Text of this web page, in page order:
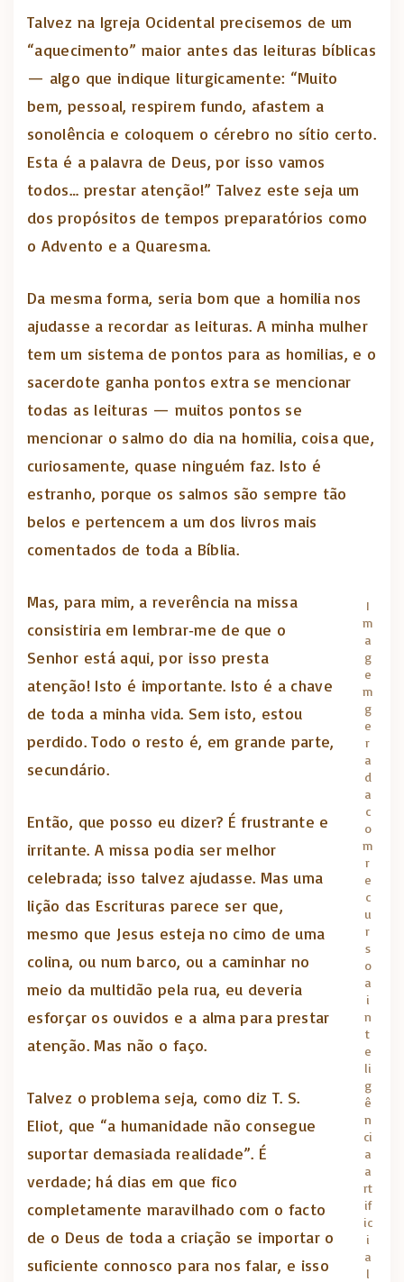
Talvez na Igreja Ocidental precisemos de um
“aquecimento” maior antes das leituras bíblicas
— algo que indique liturgicamente: “Muito
bem, pessoal, respirem fundo, afastem a
sonolência e coloquem o cérebro no sítio certo.
Esta é a palavra de Deus, por isso vamos
todos… prestar atenção!” Talvez este seja um
dos propósitos de tempos preparatórios como
o Advento e a Quaresma.
Da mesma forma, seria bom que a homilia nos
ajudasse a recordar as leituras. A minha mulher
tem um sistema de pontos para as homilias, e o
sacerdote ganha pontos extra se mencionar
todas as leituras — muitos pontos se
mencionar o salmo do dia na homilia, coisa que,
curiosamente, quase ninguém faz. Isto é
estranho, porque os salmos são sempre tão
belos e pertencem a um dos livros mais
comentados de toda a Bíblia.
I
m
a
g
e
m
g
e
r
a
d
a
c
o
m
r
e
c
u
r
s
o
a
i
n
t
e
li
g
ê
n
ci
a
a
rt
if
ic
i
a
l
Mas, para mim, a reverência na missa
consistiria em lembrar‑me de que o
Senhor está aqui, por isso presta
atenção! Isto é importante. Isto é a chave
de toda a minha vida. Sem isto, estou
perdido. Todo o resto é, em grande parte,
secundário.
Então, que posso eu dizer? É frustrante e
irritante. A missa podia ser melhor
celebrada; isso talvez ajudasse. Mas uma
lição das Escrituras parece ser que,
mesmo que Jesus esteja no cimo de uma
colina, ou num barco, ou a caminhar no
meio da multidão pela rua, eu deveria
esforçar os ouvidos e a alma para prestar
atenção. Mas não o faço.
Talvez o problema seja, como diz T. S.
Eliot, que “a humanidade não consegue
suportar demasiada realidade”. É
verdade; há dias em que fico
completamente maravilhado com o facto
de o Deus de toda a criação se importar o
suficiente connosco para nos falar, e isso